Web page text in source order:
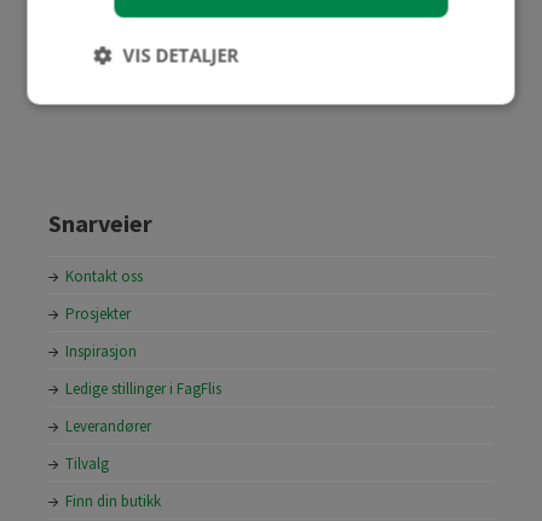
Snarveier
Kontakt oss
Prosjekter
Inspirasjon
Ledige stillinger i FagFlis
Leverandører
Tilvalg
Finn din butikk
VIS DETALJER